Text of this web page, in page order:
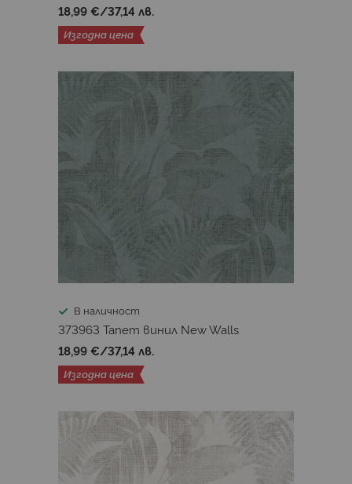
18,99 €/37,14 лв.
Изгодна цена
В наличност
373963 Тапет винил New Walls
18,99 €/37,14 лв.
Изгодна цена